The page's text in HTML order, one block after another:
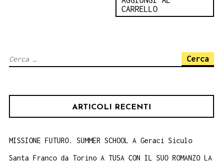
CARRELLO
Ricerca
ARTICOLI RECENTI
MISSIONE FUTURO. SUMMER SCHOOL A Geraci Siculo
Santa Franco da Torino A TUSA CON IL SUO ROMANZO LA